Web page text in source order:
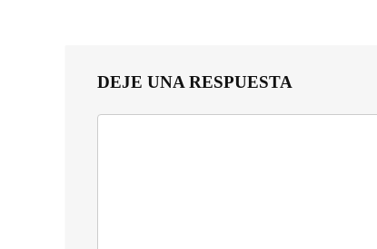
DEJE UNA RESPUESTA